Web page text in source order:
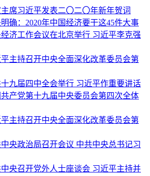
主席习近平发表二〇二〇年新年贺词
确：2020年中国经济要干这45件大事
济工作会议在北京举行 习近平李克强
主持召开中央全面深化改革委员会第
九届四中全会举行 习近平作重要讲话
产党第十九届中央委员会第四次全体
主持召开中央全面深化改革委员会第
央政治局召开会议 中共中央总书记习
央召开党外人士座谈会 习近平主持并